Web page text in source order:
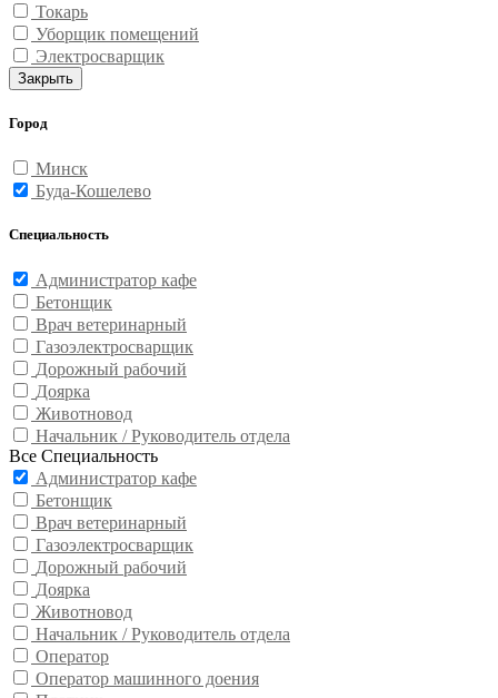
Токарь
Уборщик помещений
Электросварщик
Закрыть
Город
Минск
Буда-Кошелево
Специальность
Администратор кафе
Бетонщик
Врач ветеринарный
Газоэлектросварщик
Дорожный рабочий
Доярка
Животновод
Начальник / Руководитель отдела
Все Специальность
Администратор кафе
Бетонщик
Врач ветеринарный
Газоэлектросварщик
Дорожный рабочий
Доярка
Животновод
Начальник / Руководитель отдела
Оператор
Оператор машинного доения